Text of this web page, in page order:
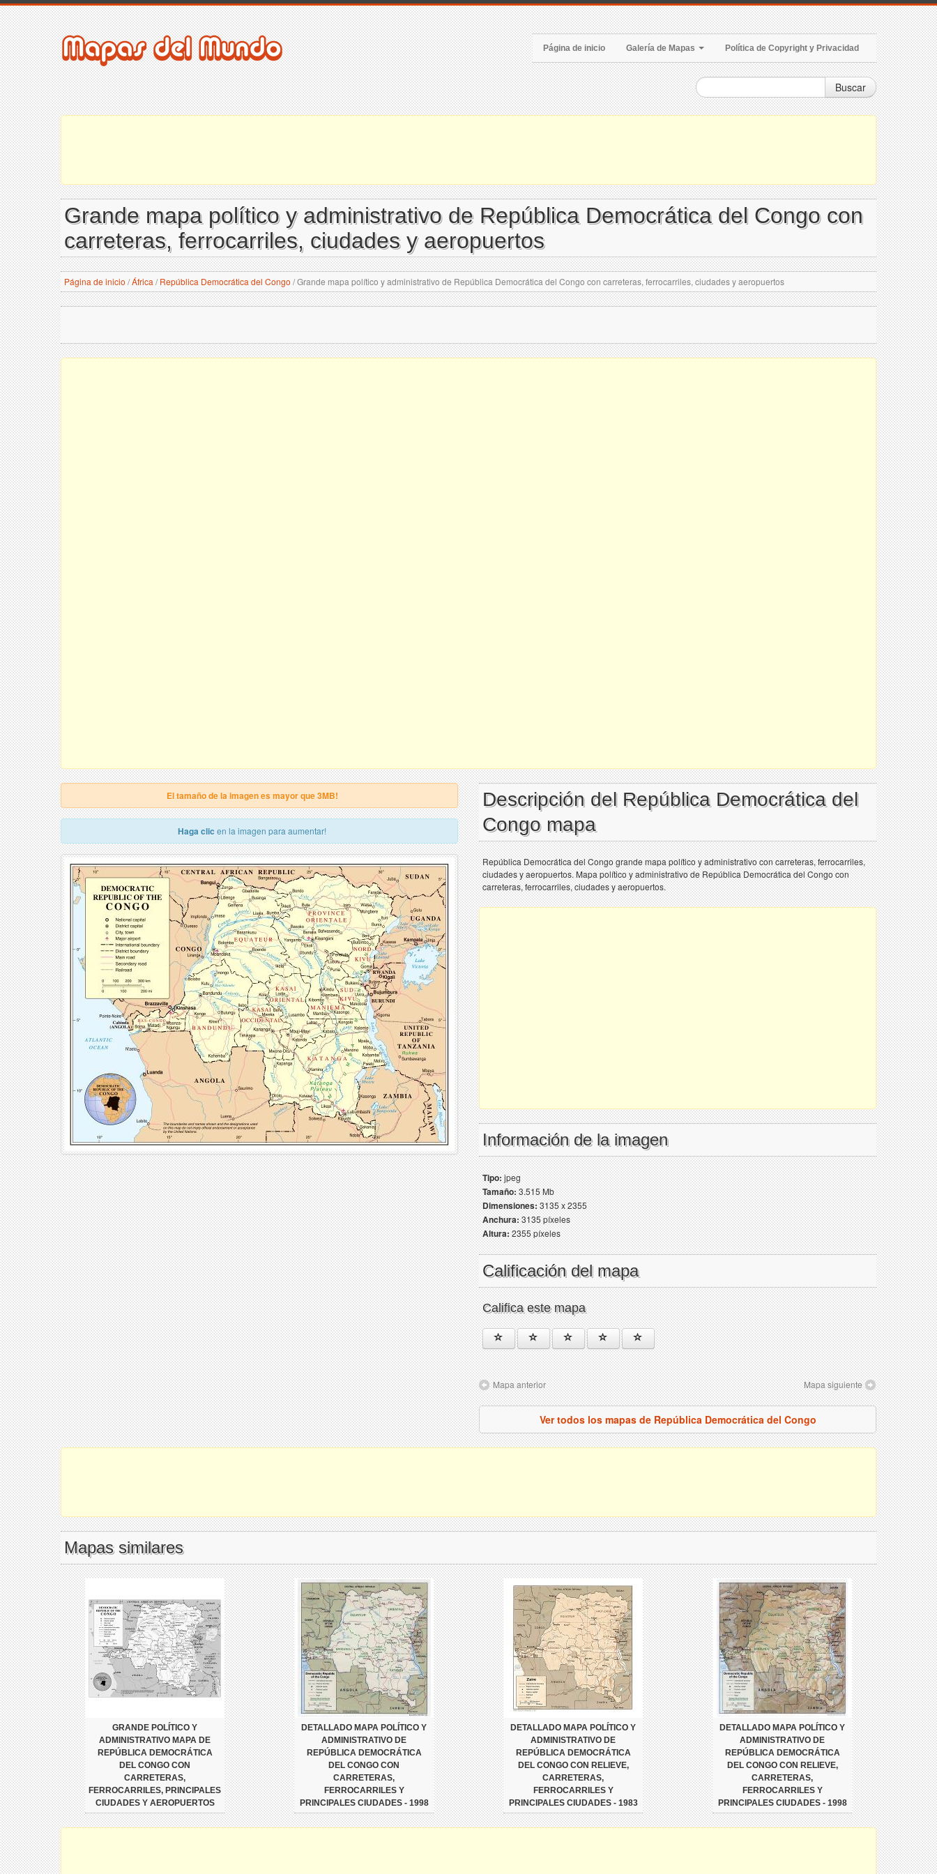
Página de inicio Galería de Mapas Política de Copyright y Privacidad
Buscar
Grande mapa político y administrativo de República Democrática del Congo con
carreteras, ferrocarriles, ciudades y aeropuertos
Página de inicio /África / República Democrática del Congo /Grande mapa político y administrativo de República Democrática del Congo con carreteras, ferrocarriles, ciudades y aeropuertos
El tamaño de la imagen es mayor que 3MB!
Haga clic en la imagen para aumentar!
Descripción del República Democrática del
Congo mapa
República Democrática del Congo grande mapa político y administrativo con carreteras, ferrocarriles,
ciudades y aeropuertos. Mapa político y administrativo de República Democrática del Congo con
carreteras, ferrocarriles, ciudades y aeropuertos.
Información de la imagen
Tipo:jpeg
Tamaño:3.515 Mb
Dimensiones:3135 x 2355
Anchura:3135 píxeles
Altura:2355 píxeles
Calificación del mapa
Califica este mapa
Mapa anterior Mapa siguiente
Ver todos los mapas de República Democrática del Congo
Mapas similares
GRANDE POLÍTICO Y
ADMINISTRATIVO MAPA DE
REPÚBLICA DEMOCRÁTICA
DEL CONGO CON
CARRETERAS,
FERROCARRILES, PRINCIPALES
CIUDADES Y AEROPUERTOS
DETALLADO MAPA POLÍTICO Y
ADMINISTRATIVO DE
REPÚBLICA DEMOCRÁTICA
DEL CONGO CON
CARRETERAS,
FERROCARRILES Y
PRINCIPALES CIUDADES - 1998
DETALLADO MAPA POLÍTICO Y
ADMINISTRATIVO DE
REPÚBLICA DEMOCRÁTICA
DEL CONGO CON RELIEVE,
CARRETERAS,
FERROCARRILES Y
PRINCIPALES CIUDADES - 1983
DETALLADO MAPA POLÍTICO Y
ADMINISTRATIVO DE
REPÚBLICA DEMOCRÁTICA
DEL CONGO CON RELIEVE,
CARRETERAS,
FERROCARRILES Y
PRINCIPALES CIUDADES - 1998